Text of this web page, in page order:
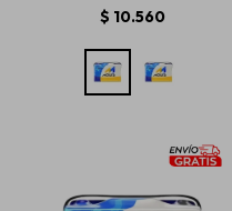
$ 10.560